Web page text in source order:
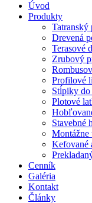
Úvod
Produkty
Tatranský
Drevená
Terasové
Zrubový
Profilové
Stĺpiky do
Plotové
Stavebné
Montážne
Kefované
Cenník
Galéria
Kontakt
Články